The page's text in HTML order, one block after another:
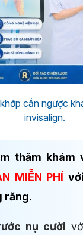
cắn ngược
invisalign.
thăm khám
MIỄN PHÍ
răng.
nụ cười